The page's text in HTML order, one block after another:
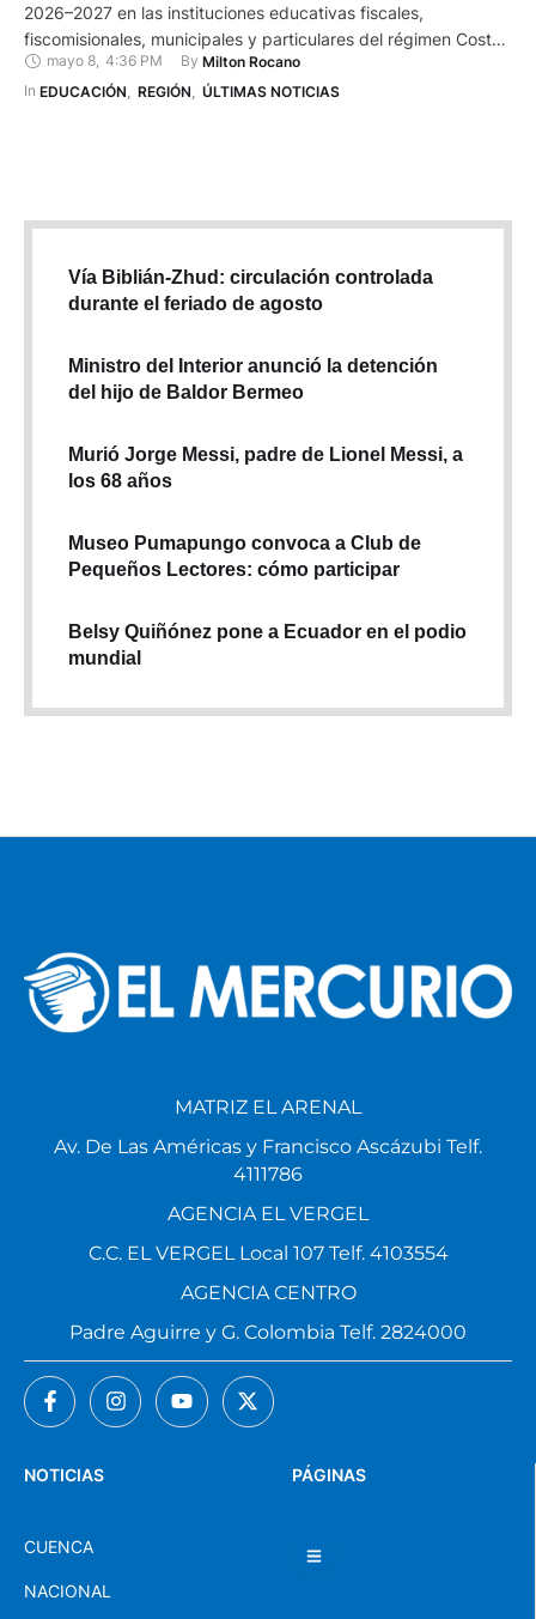
2026–2027 en las instituciones educativas fiscales,
fiscomisionales, municipales y particulares del régimen Costa–
Galápagos. En la provincia del Azuay, el cantón Pucará
pertenece a ese régimen de estudios. La apertura oficial del
mayo 8, 4:36 PM By Milton Rocano
In EDUCACIÓN REGIÓN ÚLTIMAS NOTICIAS
Vía Biblián-Zhud: circulación controlada
durante el feriado de agosto
Ministro del Interior anunció la detención
del hijo de Baldor Bermeo
Murió Jorge Messi, padre de Lionel Messi, a
los 68 años
Museo Pumapungo convoca a Club de
Pequeños Lectores: cómo participar
Belsy Quiñónez pone a Ecuador en el podio
mundial
PÁGINAS
NOTICIAS
CUENCA
NACIONAL
MATRIZ EL ARENAL
Av. De Las Américas y Francisco Ascázubi Telf.
4111786
AGENCIA EL VERGEL
C.C. EL VERGEL Local 107 Telf. 4103554
AGENCIA CENTRO
Padre Aguirre y G. Colombia Telf. 2824000